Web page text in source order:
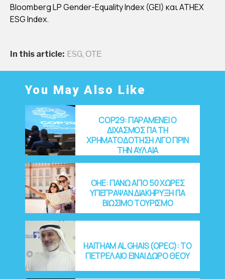
Bloomberg LP Gender-Equality Index (GEI) και ΑΤΗΕΧ
ESG Index.
In this article: ESG, ΟΤΕ
You May Also Like
COP29: ΠΑΡΑΜΕΝΕΙ Ο
ΔΙΧΑΣΜΟΣ ΓΙΑ ΤΗ
ΧΡΗΜΑΤΟΔΟΤΗΣΗ ΛΙΓΟ ΠΡΙΝ
ΤΗΝ ΑΥΛΑΙΑ
OHE: ΠΑΝΩ ΑΠΟ 50 ΧΩΡΕΣ
ΥΠΕΓΡΑΨΑΝ ΔΙΑΚΗΡΥΞΗ ΓΙΑ
ΒΙΩΣΙΜΟ ΤΟΥΡΙΣΜΟ
HAITHAM AL GHAIS (OPEC): ΤΟ
ΠΕΤΡΕΛΑΙΟ ΕΙΝΑΙ ΔΩΡΟ ΘΕΟΥ